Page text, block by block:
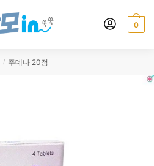
0
/ 주데나 20정